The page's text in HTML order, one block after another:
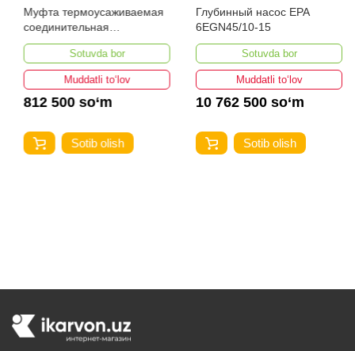
Муфта термоусаживаемая
соединительная
3СТп-10У-35...50
Sotuvda bor
Muddatli to‘lov
812 500 so‘m
Sotib olish
Глубинный насос EPA
6EGN45/10-15
Sotuvda bor
Muddatli to‘lov
10 762 500 so‘m
Sotib olish